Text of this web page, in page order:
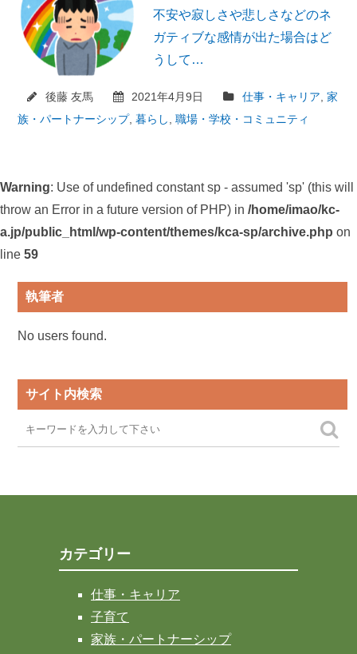
不安や寂しさや悲しさなどのネ
ガティブな感情が出た場合はど
うして…
後藤 友馬 2021年4月9日 仕事・キャリア 家
族・パートナーシップ,暮らし ,職場・学校・コミュニティ
Warning: Use of undefined constant sp - assumed 'sp' (this will
throw an Error in a future version of PHP) in /home/imao/kc-
a.jp/public_html/wp-content/themes/kca-sp/archive.php on
line 59
執筆者
No users found.
サイト内検索
カテゴリー
仕事・キャリア
子育て
家族・パートナーシップ